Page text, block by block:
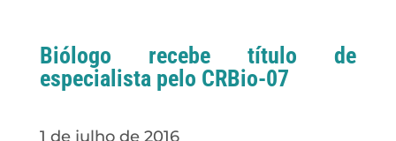
Biólogo recebe título de
especialista pelo CRBio-07
1 de julho de 2016